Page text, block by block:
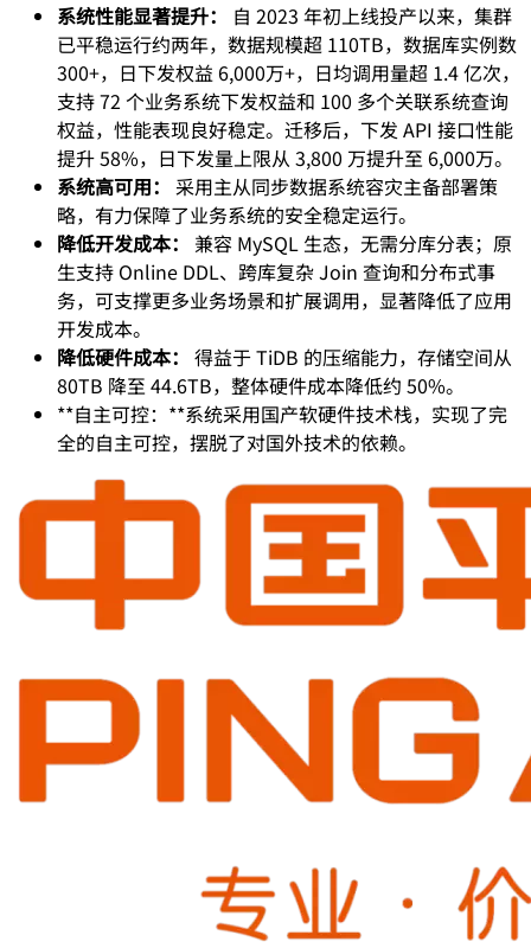
系统性能显著提升：
自 2023 年初上线投产以来，集群
已平稳运行约两年，数据规模超 110TB，数据库实例数
300+，日下发权益 6,000万+，日均调用量超 1.4 亿次，
支持 72 个业务系统下发权益和 100 多个关联系统查询
权益，性能表现良好稳定。迁移后，下发 API 接口性能
提升 58%，日下发量上限从 3,800 万提升至 6,000万。
系统高可用： 采用主从同步数据系统容灾主备部署策
略，有力保障了业务系统的安全稳定运行。
降低开发成本：
兼容 MySQL 生态，无需分库分表；原
生支持 Online DDL、跨库复杂 Join 查询和分布式事
务，可支撑更多业务场景和扩展调用，显著降低了应用
开发成本。
降低硬件成本： 得益于 TiDB 的压缩能力，存储空间从
80TB 降至 44.6TB，整体硬件成本降低约 50%。
**自主可控：**系统采用国产软硬件技术栈，实现了完
全的自主可控，摆脱了对国外技术的依赖。